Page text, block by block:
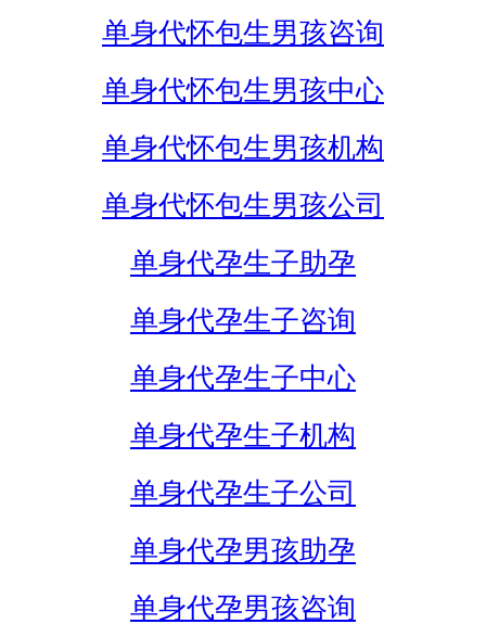
单身代怀包生男孩咨询
单身代怀包生男孩中心
单身代怀包生男孩机构
单身代怀包生男孩公司
单身代孕生子助孕
单身代孕生子咨询
单身代孕生子中心
单身代孕生子机构
单身代孕生子公司
单身代孕男孩助孕
单身代孕男孩咨询